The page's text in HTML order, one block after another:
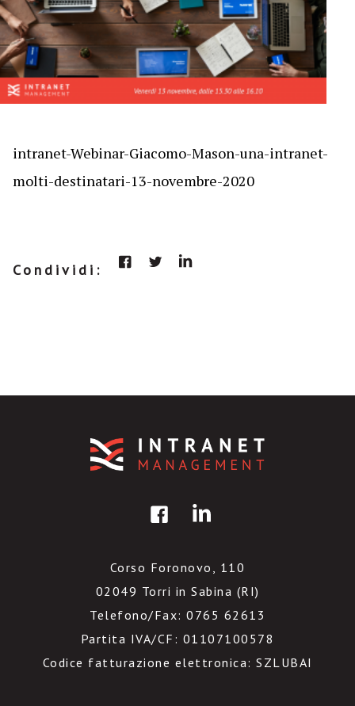
intranet-Webinar-Giacomo-Mason-una-intranet-
molti-destinatari-13-novembre-2020
Condividi:
Corso Foronovo, 110
02049 Torri in Sabina (RI)
Telefono/Fax: 0765 62613
Partita IVA/CF: 01107100578
Codice fatturazione elettronica: SZLUBAI